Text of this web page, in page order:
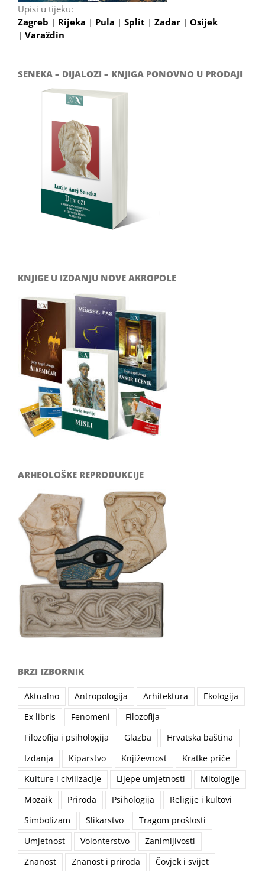
Upisi u tijeku:
Zagreb | Rijeka | Pula | Split | Zadar | Osijek
| Varaždin
SENEKA – DIJALOZI – KNJIGA PONOVNO U PRODAJI
KNJIGE U IZDANJU NOVE AKROPOLE
ARHEOLOŠKE REPRODUKCIJE
BRZI IZBORNIK
Aktualno Antropologija Arhitektura
Ekologija
Ex libris
Fenomeni
Filozofija
Filozofija i psihologija
Glazba
Hrvatska baština
Izdanja
Kiparstvo Književnost
Kratke priče
Kulture i civilizacije
Lijepe umjetnosti
Mitologije
Mozaik
Priroda Psihologija
Religije i kultovi
Simbolizam
Slikarstvo
Tragom prošlosti
Umjetnost
Volonterstvo
Zanimljivosti
Znanost
Znanost i priroda Čovjek i svijet